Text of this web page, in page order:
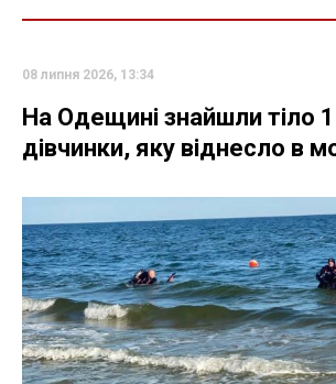
08 липня 2026, 13:34
На Одещині знайшли тіло
дівчинки, яку віднесло в